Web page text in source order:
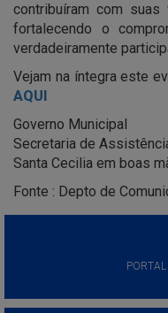
contribuíram com
fortalecendo o
verdadeiramente
Vejam na íntegra este
AQUI
Governo Municipal
Secretaria de
Santa Cecilia em boas
Fonte : Depto de